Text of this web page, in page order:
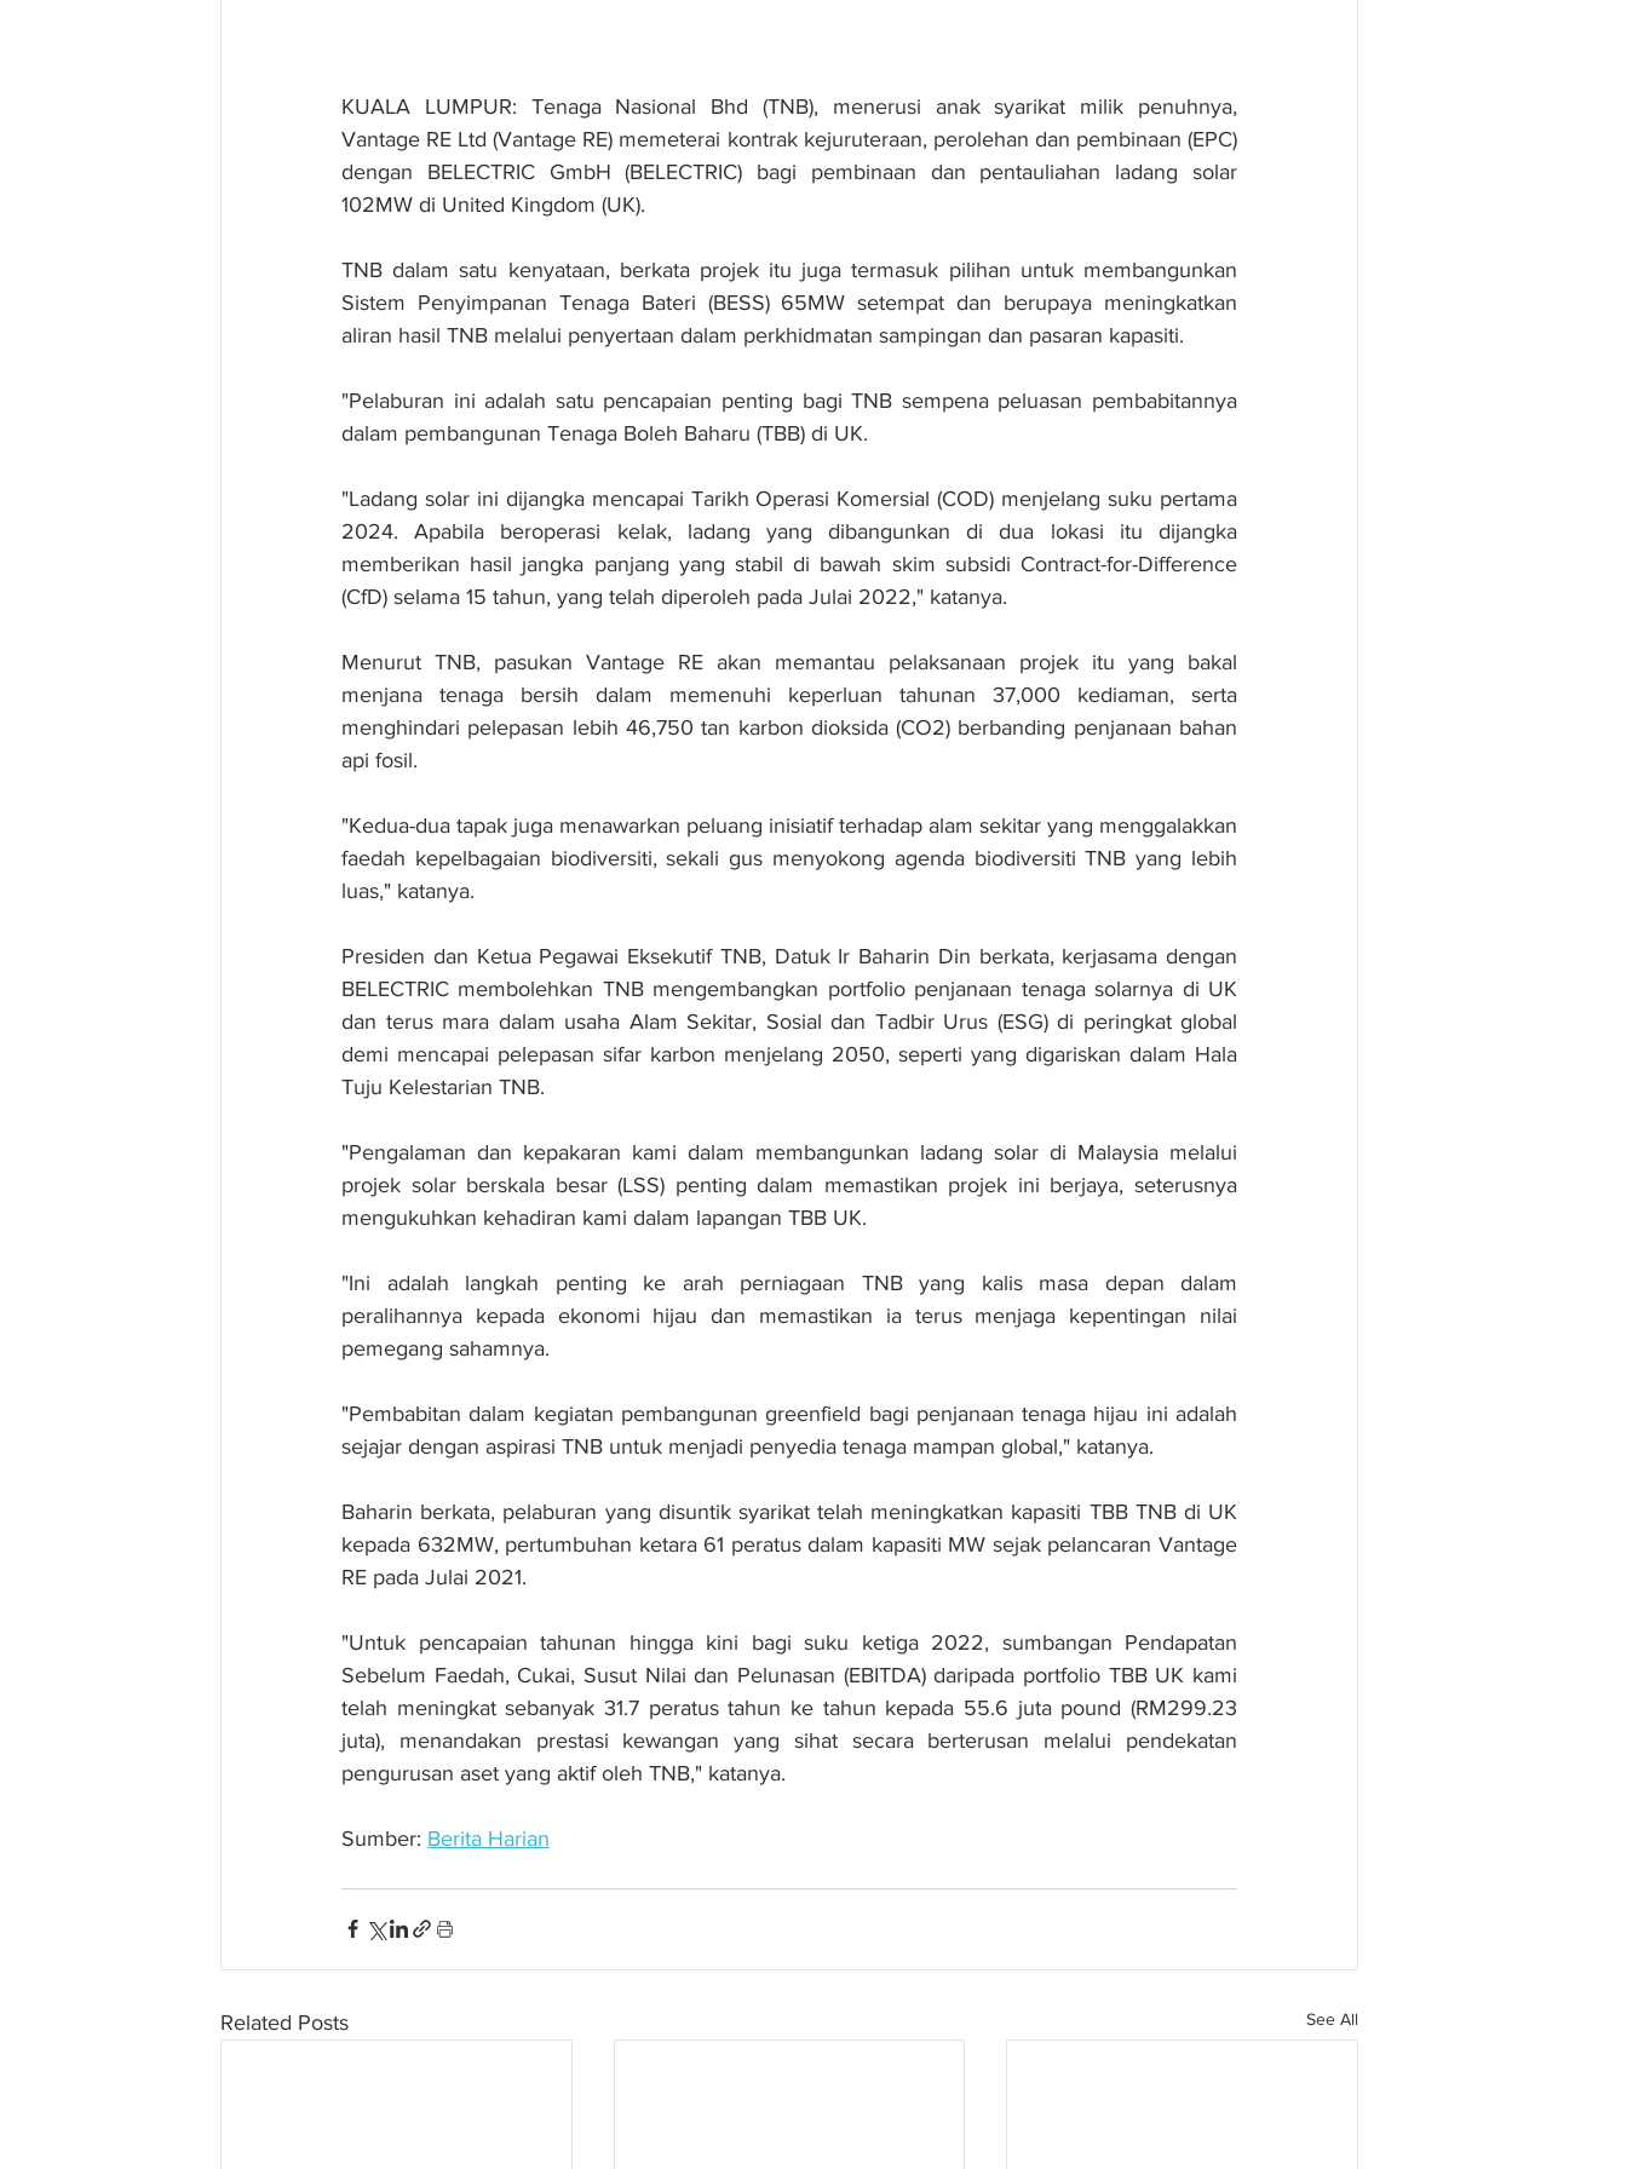
KUALA LUMPUR: Tenaga Nasional Bhd (TNB), menerusi anak syarikat milik penuhnya,
Vantage RE Ltd (Vantage RE) memeterai kontrak kejuruteraan, perolehan dan pembinaan (EPC)
dengan BELECTRIC GmbH (BELECTRIC) bagi pembinaan dan pentauliahan ladang solar
102MW di United Kingdom (UK).
TNB dalam satu kenyataan, berkata projek itu juga termasuk pilihan untuk membangunkan
Sistem Penyimpanan Tenaga Bateri (BESS) 65MW setempat dan berupaya meningkatkan
aliran hasil TNB melalui penyertaan dalam perkhidmatan sampingan dan pasaran kapasiti.
"Pelaburan ini adalah satu pencapaian penting bagi TNB sempena peluasan pembabitannya
dalam pembangunan Tenaga Boleh Baharu (TBB) di UK.
"Ladang solar ini dijangka mencapai Tarikh Operasi Komersial (COD) menjelang suku pertama
2024. Apabila beroperasi kelak, ladang yang dibangunkan di dua lokasi itu dijangka
memberikan hasil jangka panjang yang stabil di bawah skim subsidi Contract-for-Difference
(CfD) selama 15 tahun, yang telah diperoleh pada Julai 2022," katanya.
Menurut TNB, pasukan Vantage RE akan memantau pelaksanaan projek itu yang bakal
menjana tenaga bersih dalam memenuhi keperluan tahunan 37,000 kediaman, serta
menghindari pelepasan lebih 46,750 tan karbon dioksida (CO2) berbanding penjanaan bahan
api fosil.
"Kedua-dua tapak juga menawarkan peluang inisiatif terhadap alam sekitar yang menggalakkan
faedah kepelbagaian biodiversiti, sekali gus menyokong agenda biodiversiti TNB yang lebih
luas," katanya.
Presiden dan Ketua Pegawai Eksekutif TNB, Datuk Ir Baharin Din berkata, kerjasama dengan
BELECTRIC membolehkan TNB mengembangkan portfolio penjanaan tenaga solarnya di UK
dan terus mara dalam usaha Alam Sekitar, Sosial dan Tadbir Urus (ESG) di peringkat global
demi mencapai pelepasan sifar karbon menjelang 2050, seperti yang digariskan dalam Hala
Tuju Kelestarian TNB.
"Pengalaman dan kepakaran kami dalam membangunkan ladang solar di Malaysia melalui
projek solar berskala besar (LSS) penting dalam memastikan projek ini berjaya, seterusnya
mengukuhkan kehadiran kami dalam lapangan TBB UK.
"Ini adalah langkah penting ke arah perniagaan TNB yang kalis masa depan dalam
peralihannya kepada ekonomi hijau dan memastikan ia terus menjaga kepentingan nilai
pemegang sahamnya.
"Pembabitan dalam kegiatan pembangunan greenfield bagi penjanaan tenaga hijau ini adalah
sejajar dengan aspirasi TNB untuk menjadi penyedia tenaga mampan global," katanya.
Baharin berkata, pelaburan yang disuntik syarikat telah meningkatkan kapasiti TBB TNB di UK
kepada 632MW, pertumbuhan ketara 61 peratus dalam kapasiti MW sejak pelancaran Vantage
RE pada Julai 2021.
"Untuk pencapaian tahunan hingga kini bagi suku ketiga 2022, sumbangan Pendapatan
Sebelum Faedah, Cukai, Susut Nilai dan Pelunasan (EBITDA) daripada portfolio TBB UK kami
telah meningkat sebanyak 31.7 peratus tahun ke tahun kepada 55.6 juta pound (RM299.23
juta), menandakan prestasi kewangan yang sihat secara berterusan melalui pendekatan
pengurusan aset yang aktif oleh TNB," katanya.
Sumber: Berita Harian
Related Posts See All